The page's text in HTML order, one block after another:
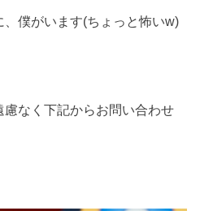
僕がいます(ちょっと怖いw)
慮なく下記からお問い合わせ